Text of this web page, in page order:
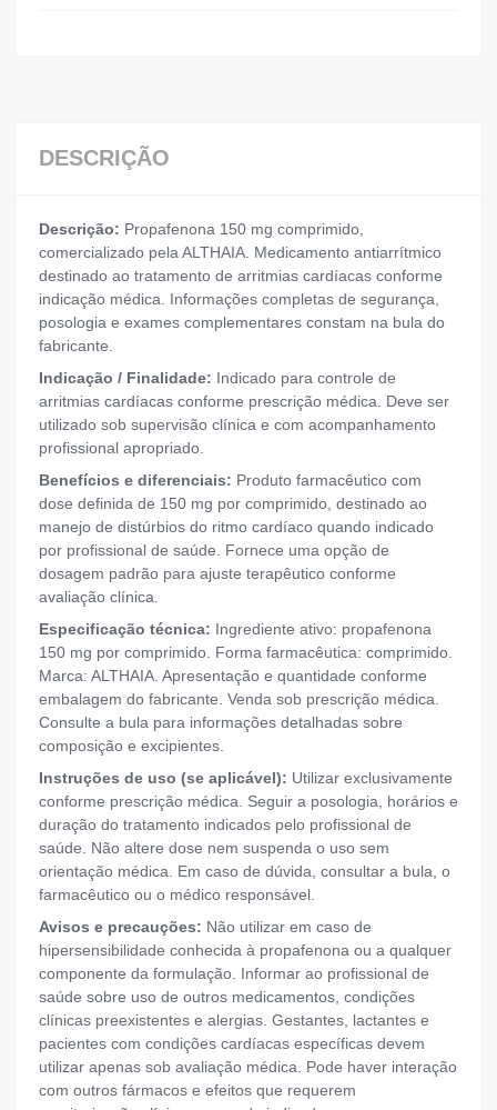
DESCRIÇÃO
Descrição: Propafenona 150 mg comprimido,
comercializado pela ALTHAIA. Medicamento antiarrítmico
destinado ao tratamento de arritmias cardíacas conforme
indicação médica. Informações completas de segurança,
posologia e exames complementares constam na bula do
fabricante.
Indicação / Finalidade: Indicado para controle de
arritmias cardíacas conforme prescrição médica. Deve ser
utilizado sob supervisão clínica e com acompanhamento
profissional apropriado.
Benefícios e diferenciais: Produto farmacêutico com
dose definida de 150 mg por comprimido, destinado ao
manejo de distúrbios do ritmo cardíaco quando indicado
por profissional de saúde. Fornece uma opção de
dosagem padrão para ajuste terapêutico conforme
avaliação clínica.
Especificação técnica: Ingrediente ativo: propafenona
150 mg por comprimido. Forma farmacêutica: comprimido.
Marca: ALTHAIA. Apresentação e quantidade conforme
embalagem do fabricante. Venda sob prescrição médica.
Consulte a bula para informações detalhadas sobre
composição e excipientes.
Instruções de uso (se aplicável): Utilizar exclusivamente
conforme prescrição médica. Seguir a posologia, horários e
duração do tratamento indicados pelo profissional de
saúde. Não altere dose nem suspenda o uso sem
orientação médica. Em caso de dúvida, consultar a bula, o
farmacêutico ou o médico responsável.
Avisos e precauções: Não utilizar em caso de
hipersensibilidade conhecida à propafenona ou a qualquer
componente da formulação. Informar ao profissional de
saúde sobre uso de outros medicamentos, condições
clínicas preexistentes e alergias. Gestantes, lactantes e
pacientes com condições cardíacas específicas devem
utilizar apenas sob avaliação médica. Pode haver interação
com outros fármacos e efeitos que requerem